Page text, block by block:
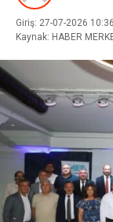
Giriş: 27-07-2026 10:36
Kaynak: HABER